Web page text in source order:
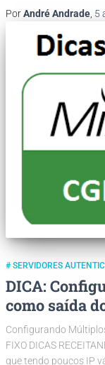
PorAndré Andrade 5
# SERVIDORES
DICA:
como saída
Configurando
FIXO DICAS
que tendo poucos IP